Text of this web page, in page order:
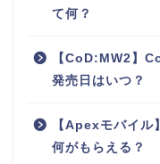
て何？
【CoD:MW2】
発売日はいつ？
【Apexモバイル
何がもらえる？